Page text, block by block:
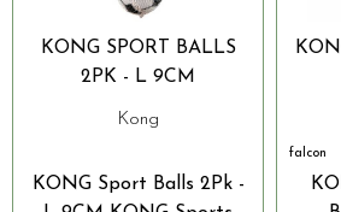
KONG SPORT BALLS
2PK - L 9CM
Kong
KONG Sport Balls 2Pk -
falcon